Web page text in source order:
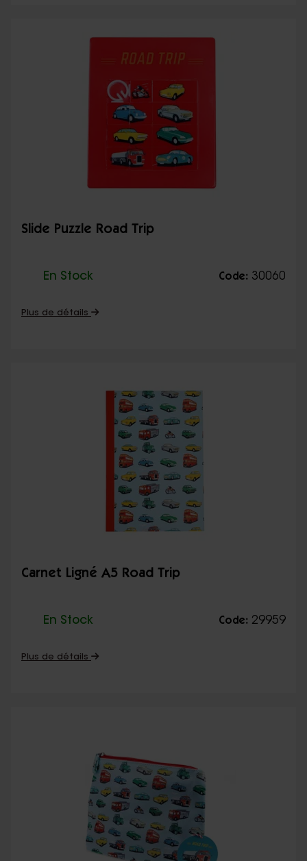
Slide Puzzle Road Trip
En Stock Code: 30060
Plus de détails
Carnet Ligné A5 Road Trip
En Stock Code: 29959
Plus de détails